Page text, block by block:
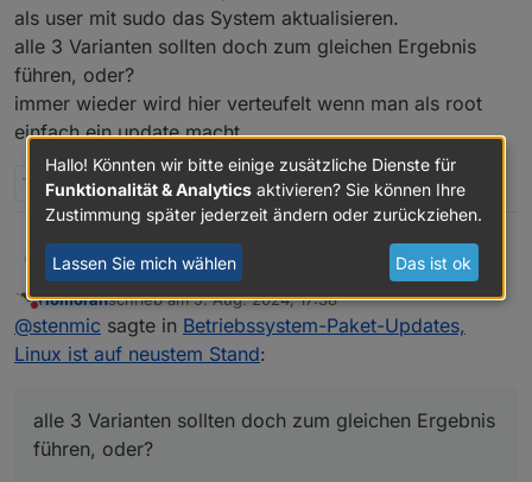
als user mit sudo das System aktualisieren.
alle 3 Varianten sollten doch zum gleichen Ergebnis
führen, oder?
immer wieder wird hier verteufelt wenn man als root
einfach ein update macht.
2 Antworten 0
stenmic@codierknechtsagte in
Betriebssystem-Paket-
Updates, Linux ist auf neustem Stand
@luder
Man fummelt grundsätzlich nicht als "root" im
System rum!
bitte erkläre mir jetzt mal den Unterschied…
als root mit sudo das System aktualisieren.
als user mit sudo das System aktualisieren.
alle 3 Varianten sollten doch zum gleichen Ergebnis
Nicht stören
Homoranschrieb am5. Aug. 2024, 17:38
zuletzt editiert von
@stenmic sagte in Betriebssystem-Paket-Updates,
Linux ist auf neustem Stand:
alle 3 Varianten sollten doch zum gleichen Ergebnis
führen, oder?
Hallo! Könnten wir bitte einige zusätzliche Dienste für
Funktionalität & Analytics aktivieren? Sie können Ihre
Zustimmung später jederzeit ändern oder zurückziehen.
Lassen Sie mich wählen Das ist ok